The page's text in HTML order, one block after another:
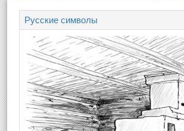
Русские символы